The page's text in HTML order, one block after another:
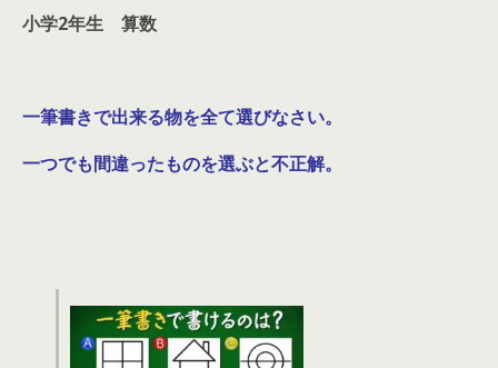
小学2年生 算数
一筆書きで出来る物を全て選びなさい。
一つでも間違ったものを選ぶと不正解。